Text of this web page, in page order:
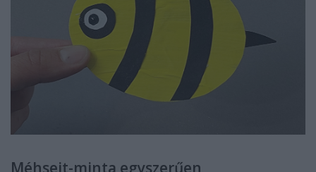
Méhsejt-minta egyszerűen